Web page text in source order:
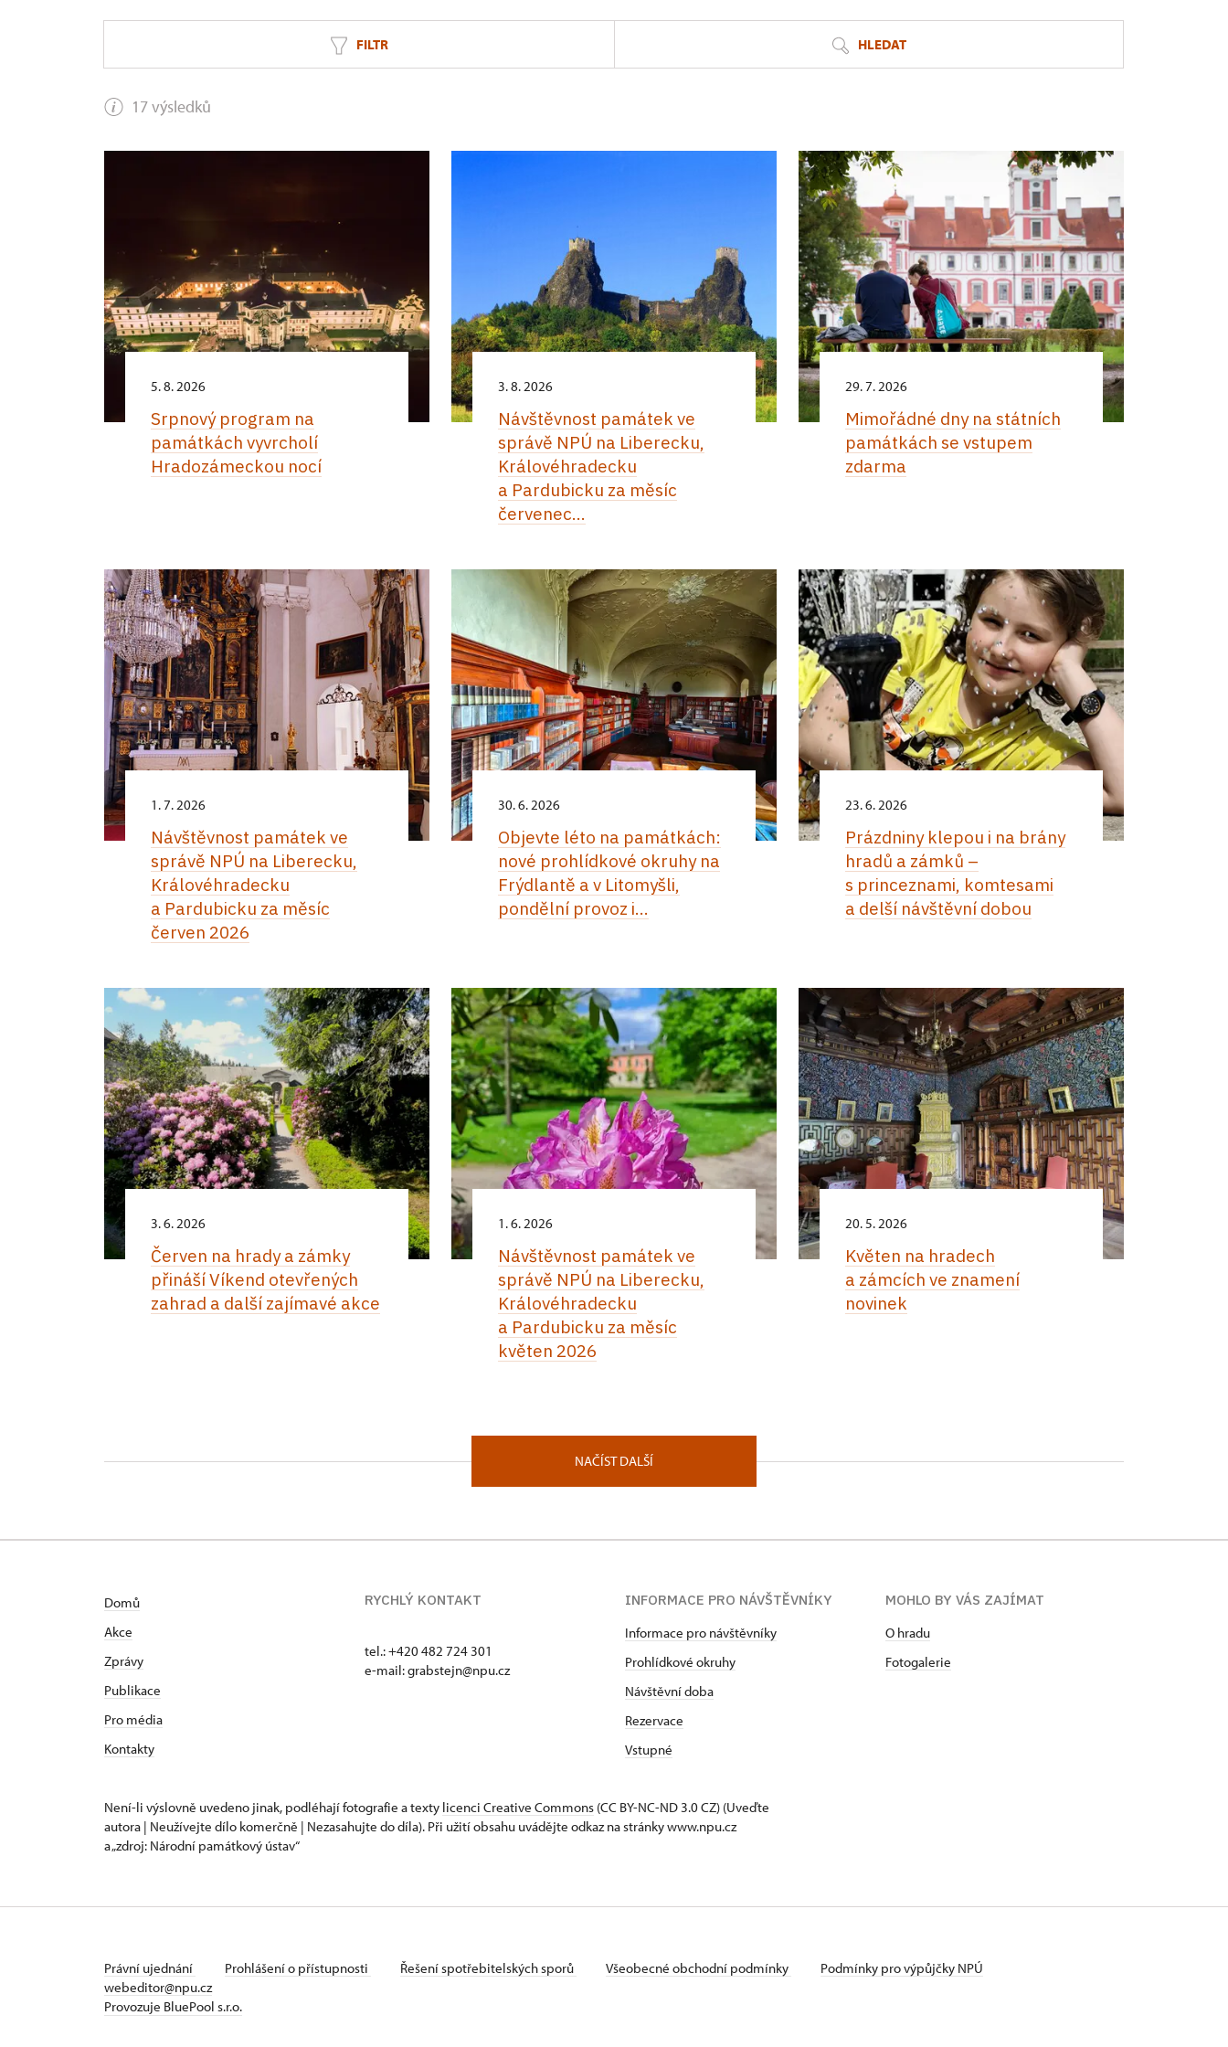
FILTR HLEDAT
17 výsledků
5. 8. 2026
Srpnový program na
památkách vyvrcholí
Hradozámeckou nocí
3. 8. 2026
Návštěvnost památek ve
správě NPÚ na Liberecku,
Královéhradecku
a Pardubicku za měsíc
červenec...
29. 7. 2026
Mimořádné dny na státních
památkách se vstupem
zdarma
1. 7. 2026
Návštěvnost památek ve
správě NPÚ na Liberecku,
Královéhradecku
a Pardubicku za měsíc
červen 2026
30. 6. 2026
Objevte léto na památkách:
nové prohlídkové okruhy na
Frýdlantě a v Litomyšli,
pondělní provoz i...
23. 6. 2026
Prázdniny klepou i na brány
hradů a zámků –
s princeznami, komtesami
a delší návštěvní dobou
3. 6. 2026
Červen na hrady a zámky
přináší Víkend otevřených
zahrad a další zajímavé akce
1. 6. 2026
Návštěvnost památek ve
správě NPÚ na Liberecku,
Královéhradecku
a Pardubicku za měsíc
květen 2026
20. 5. 2026
Květen na hradech
a zámcích ve znamení
novinek
NAČÍST DALŠÍ
Domů
Akce
Zprávy
Publikace
Pro média
Kontakty
RYCHLÝ KONTAKT
tel.: +420 482 724 301
e-mail: grabstejn@npu.cz
INFORMACE PRO NÁVŠTĚVNÍKY
Informace pro návštěvníky
Prohlídkové okruhy
Návštěvní doba
Rezervace
Vstupné
MOHLO BY VÁS ZAJÍMAT
O hradu
Fotogalerie
Není-li výslovně uvedeno jinak, podléhají fotografie a texty licenci Creative Commons (CC BY-NC-ND 3.0 CZ) (Uveďte
autora | Neužívejte dílo komerčně | Nezasahujte do díla). Při užití obsahu uvádějte odkaz na stránky www.npu.cz
a „zdroj: Národní památkový ústav“
Právní ujednání Prohlášení o přístupnosti Řešení spotřebitelských sporů Všeobecné obchodní podmínky
Podmínky pro výpůjčky NPÚ
webeditor@npu.cz
Provozuje BluePool s.r.o.